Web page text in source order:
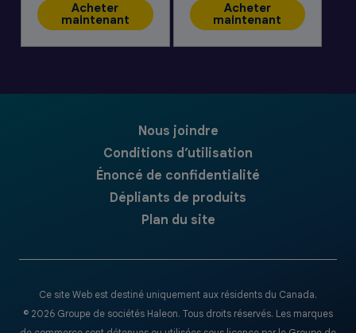
Acheter
maintenant
Acheter
maintenant
Nous joindre
Conditions d’utilisation
Énoncé de confidentialité
Dépliants de produits
Plan du site
Ce site Web est destiné uniquement aux résidents du Canada.
© 2026 Groupe de sociétés Haleon. Tous droits réservés. Les marques